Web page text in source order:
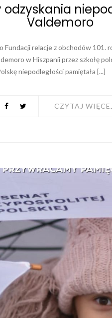
odzyskania
Valdemoro
Fundacji relacje z obchodów 101.
w Hiszpanii przez szkołę
niepodległości pamiętała [...]
CZYTAJ